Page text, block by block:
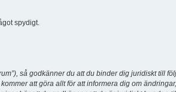
spydigt.
så godkänner du att du binder dig juridiskt till
att göra allt för att informera dig om